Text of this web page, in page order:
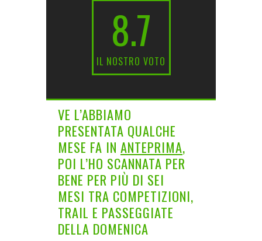
8.7
IL NOSTRO VOTO
VE L’ABBIAMO
PRESENTATA QUALCHE
MESE FA IN ANTEPRIMA,
POI L’HO SCANNATA PER
BENE PER PIÙ DI SEI
MESI TRA COMPETIZIONI,
TRAIL E PASSEGGIATE
DELLA DOMENICA